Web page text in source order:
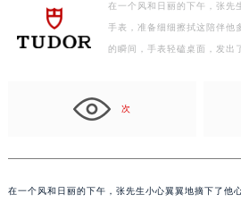
在一个风和日丽的下午，张先
手表，准备细细擦拭这陪伴他
的瞬间，手表轻磕桌面，发出
次
在一个风和日丽的下午，张先生小心翼翼地摘下了他